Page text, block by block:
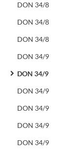
DON 34/8
DON 34/8
DON 34/8
DON 34/9
DON 34/9
DON 34/9
DON 34/9
DON 34/9
DON 34/9